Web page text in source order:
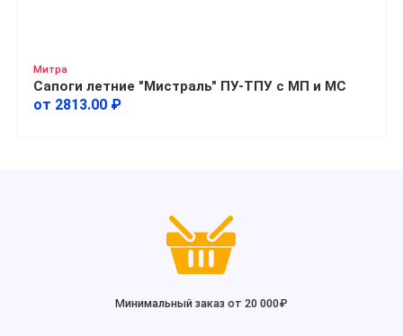
Митра
Сапоги летние "Мистраль" ПУ-ТПУ с МП и МС
от 2813.00 ₽
Минимальный заказ от 20 000₽